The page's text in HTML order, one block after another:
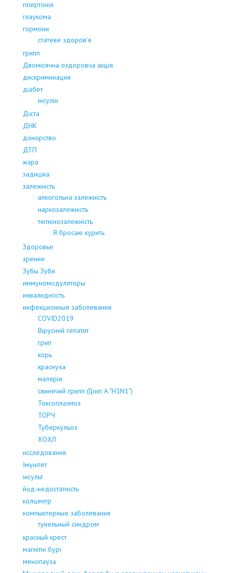
гіпертонія
глаукома
гормони
статеве здоров'я
грипп
Двомісячна оздоровча акція
дискриминация
діабет
інсулін
Дієта
ДНК
донорство
ДТП
жара
задишка
залежність
алкогольна залежність
наркозалежність
тютюнозалежність
Я бросаю курить
Здоровье
зрение
Зубы Зуби
иммуномодуляторы
инвалидность
инфекционные заболевания
COVID2019
Вірусний гепатит
грип
корь
краснуха
малярія
свинячий грипп (Грип А "H1N1")
Токсоплазмоз
ТОРЧ
Туберкульоз
ХОХЛ
исследования
Імунітет
інсульт
йод-недостатність
колцентр
компьютерные заболевания
тунельный синдром
красный крест
магнітні бурі
менопауза